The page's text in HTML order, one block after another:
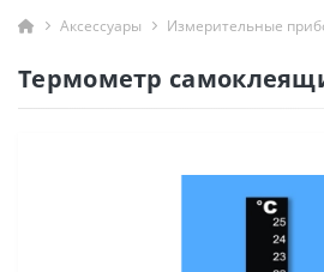
Аксессуары Измерительные
Термометр